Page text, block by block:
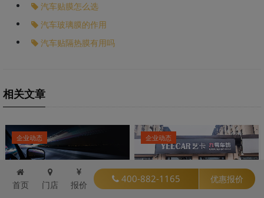
汽车贴膜怎么选
汽车玻璃膜的作用
汽车贴隔热膜有用吗
相关文章
企业动态 企业动态
首页 门店 报价
400-882-1165 优惠报价